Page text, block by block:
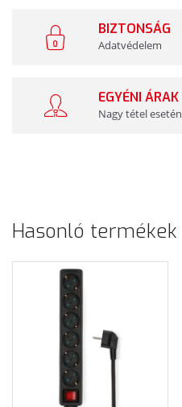
BIZTONSÁG
Adatvédelem
EGYÉNI ÁRAK
Nagy tétel esetén
Hasonló termékek